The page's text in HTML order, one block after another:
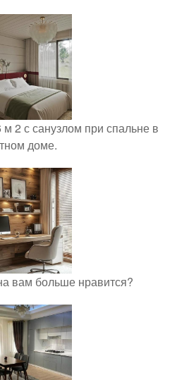
м 2 с санузлом при спальне в
доме.
вам больше нравится?